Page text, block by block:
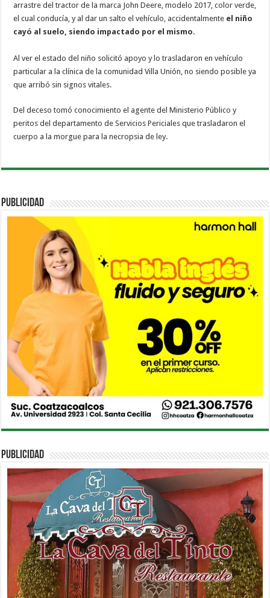
arrastre del tractor de la marca John Deere, modelo 2017, color verde,
el cual conducía, y al dar un salto el vehículo, accidentalmente el niño
cayó al suelo, siendo impactado por el mismo.
Al ver el estado del niño solicitó apoyo y lo trasladaron en vehículo
particular a la clínica de la comunidad Villa Unión, no siendo posible ya
que arribó sin signos vitales.
Del deceso tomó conocimiento el agente del Ministerio Público y
peritos del departamento de Servicios Periciales que trasladaron el
cuerpo a la morgue para la necropsia de ley.
PUBLICIDAD
PUBLICIDAD